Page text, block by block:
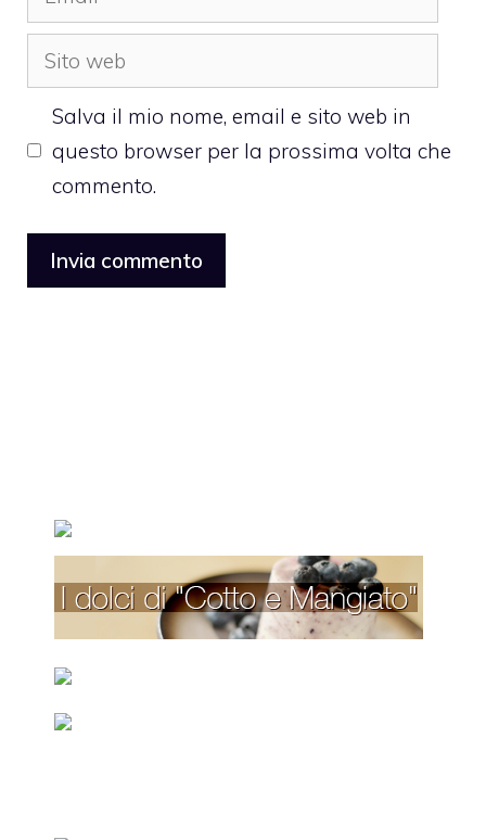
Sito
web
Salva il mio nome, email e sito web in
questo browser per la prossima volta che
commento.